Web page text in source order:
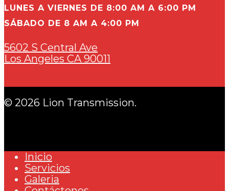
LUNES A VIERNES DE 8:00 AM A 6:00 PM
SÁBADO DE 8 AM A 4:00 PM
5602 S Central Ave
Los Angeles CA 90011
© 2026 Lion Transmission.
Inicio
Servicios
Galeria